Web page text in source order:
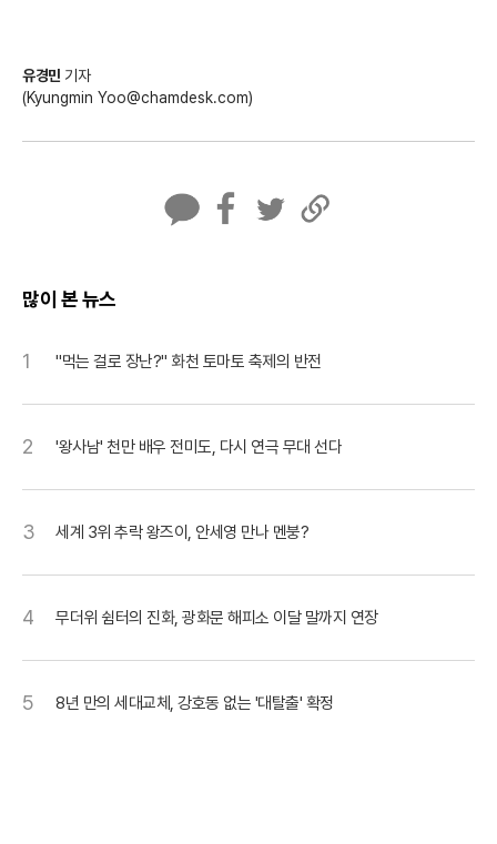
유경민 기자
(Kyungmin Yoo@chamdesk.com)
많이 본 뉴스
1 "먹는 걸로 장난?" 화천 토마토 축제의 반전
2 '왕사남' 천만 배우 전미도, 다시 연극 무대 선다
3 세계 3위 추락 왕즈이, 안세영 만나 멘붕?
4 무더위 쉼터의 진화, 광화문 해피소 이달 말까지 연장
5 8년 만의 세대교체, 강호동 없는 '대탈출' 확정